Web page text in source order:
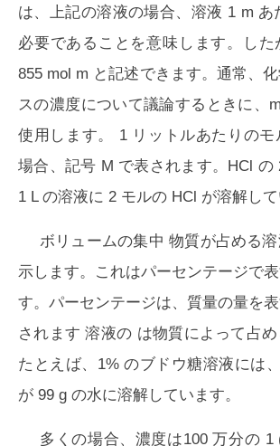
は、上記の溶液の場合、溶液 1 m あ
必要であることを意味します。した
855 mol m と記述できます。通常、
スの濃度について議論するときに、
使用します。 1 リットルあたりの
場合、記号 M で表されます。HCl の
1 L の溶液に 2 モルの HCl が溶解して
ボリュームの集中 物質が占める
示します。これはパーセンテージで
す。パーセンテージは、 質量の量を
されます 溶液の は物質によって占め
たとえば、1% のブドウ糖溶液には
が 99 g の水に溶解しています。
多くの場合、濃度は100 万分の 1